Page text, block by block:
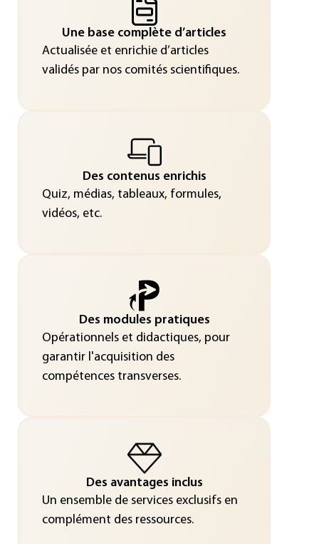
Une base complète d’articles
Actualisée et enrichie d’articles
validés par nos comités scientifiques.
Des contenus enrichis
Quiz, médias, tableaux, formules,
vidéos, etc.
Des modules pratiques
Opérationnels et didactiques, pour
garantir l'acquisition des
compétences transverses.
Des avantages inclus
Un ensemble de services exclusifs en
complément des ressources.